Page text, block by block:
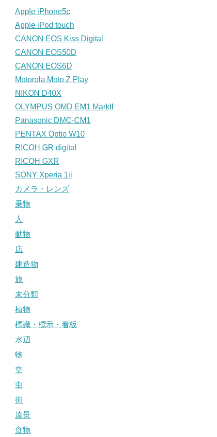
Apple iPhone5c
Apple iPod touch
CANON EOS Kiss Digital
CANON EOS50D
CANON EOS6D
Motorola Moto Z Play
NIKON D40X
OLYMPUS OMD EM1 MarkII
Panasonic DMC-CM1
PENTAX Optio W10
RICOH GR digital
RICOH GXR
SONY Xperia 1ii
カメラ・レンズ
乗物
人
動物
店
建造物
旅
未分類
植物
標識・標示・看板
水辺
物
空
虫
街
遠景
食物